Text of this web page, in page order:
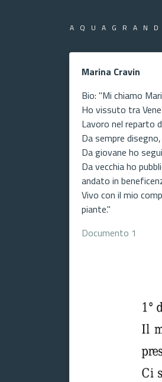
Marina Cravin
Bio: "Mi chiamo
Ho vissuto tra
Lavoro nel reparto
Da sempre
Da giovane ho
Da vecchia ho
andato in
Vivo con il mio
piante."
Documento 1